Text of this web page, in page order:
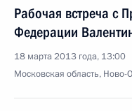
Рабочая встреча с
Федерации
18 марта 2013 года, 13:00
Московская область, Ново-